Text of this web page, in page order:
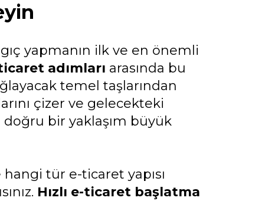
yapmanın ilk ve en önemli
adımları arasında bu
temel taşlarından
çizer ve gelecekteki
doğru bir yaklaşım büyük
tür e-ticaret yapısı
Hızlı e-ticaret başlatma